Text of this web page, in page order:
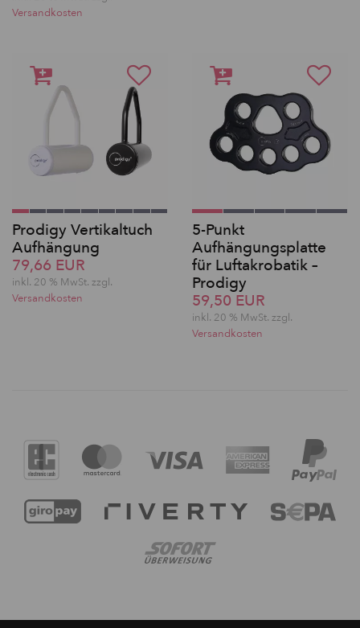
Versandkosten
Prodigy Vertikaltuch
Aufhängung
79,66 EUR
inkl. 20 % MwSt. zzgl.
Versandkosten
5-Punkt
Aufhängungsplatte
für Luftakrobatik –
Prodigy
59,50 EUR
inkl. 20 % MwSt. zzgl.
Versandkosten